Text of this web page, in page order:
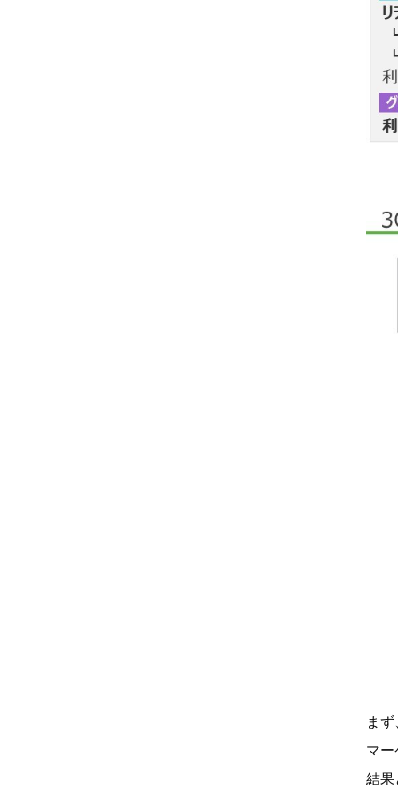
ま
マ
結